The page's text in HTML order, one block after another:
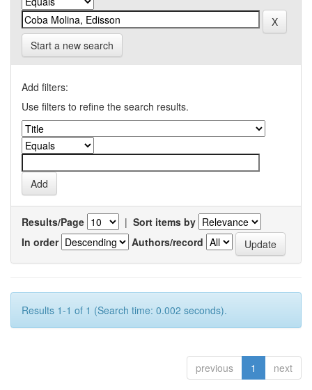
Start a new search
Add filters:
Use filters to refine the search results.
Results/Page | Sort items by
In order
Authors/record
Results 1-1 of 1 (Search time: 0.002 seconds).
previous 1 next